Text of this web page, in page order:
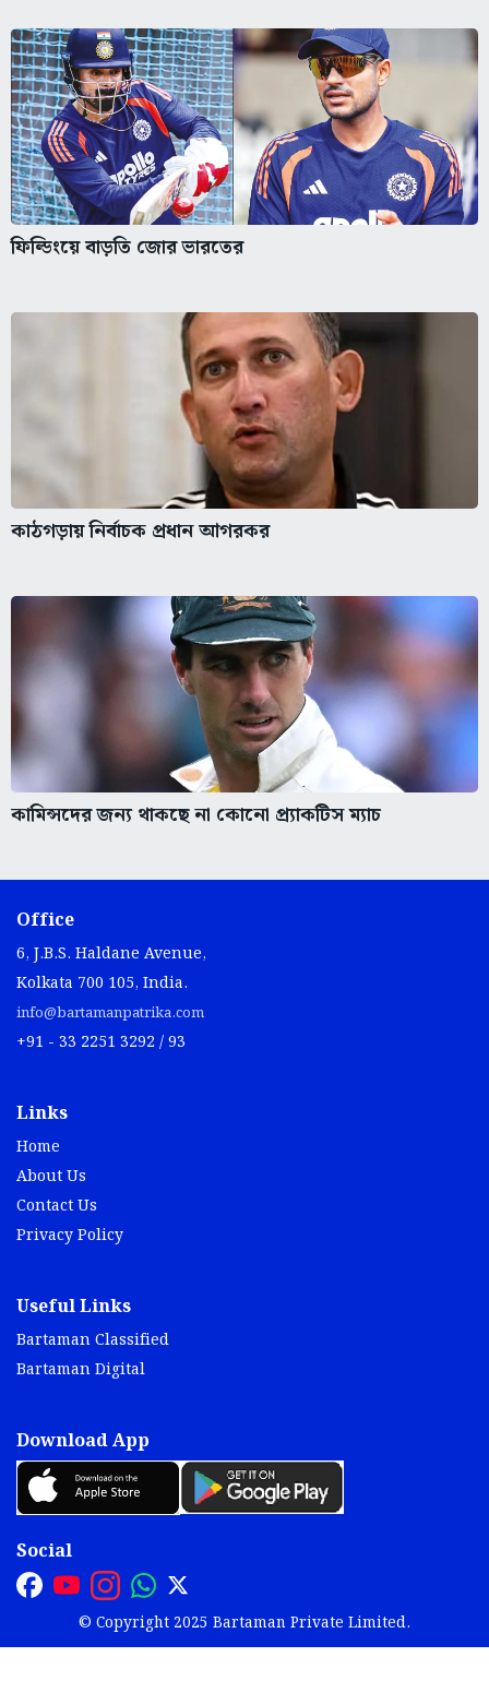
ফিল্ডিংয়ে বাড়তি জোর ভারতের
কাঠগড়ায় নির্বাচক প্রধান আগরকর
কামিন্সদের জন্য থাকছে না কোনো প্র্যাকটিস ম্যাচ
Office
6, J.B.S. Haldane Avenue,
Kolkata 700 105, India.
info@bartamanpatrika.com
+91 - 33 2251 3292 / 93
Links
Home
About Us
Contact Us
Privacy Policy
Useful Links
Bartaman Classified
Bartaman Digital
Download App
Social
© Copyright 2025 Bartaman Private Limited.